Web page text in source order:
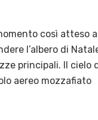
così atteso a
l’albero di
principali. Il cielo
aereo mozzafiato